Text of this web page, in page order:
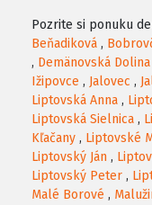
Pozrite si ponuku
Beňadiková ,
, Demänovská Dolina
Ižipovce , Jalovec ,
Liptovská Anna ,
Liptovská Sielnica ,
Kľačany , Liptovské
Liptovský Ján ,
Liptovský Peter ,
Malé Borové ,